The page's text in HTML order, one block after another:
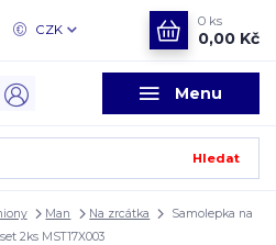
Menu
CZK
Hledat
0 ks
0,00 Kč
Man Na zrcátka
Samolepka na
2ks MST17X003